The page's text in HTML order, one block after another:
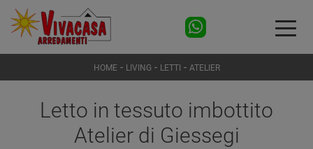
HOME- LIVING - LETTI - ATELIER
Letto in tessuto imbottito
Atelier di Giessegi